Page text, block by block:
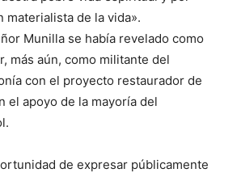
materialista de la vida».
Munilla se había revelado como
más aún, como militante del
con el proyecto restaurador de
el apoyo de la mayoría del
de expresar públicamente